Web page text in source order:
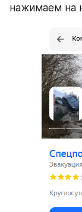
нажимаем на